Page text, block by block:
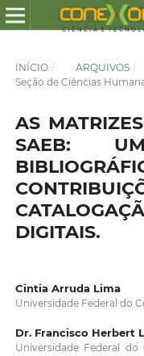
INÍCIO / ARQUIVOS /
Seção de Ciências
AS
SAEB:
DIGITAIS.
Cintia Arruda Lima
Universidade Federal do
Dr. Francisco Herbert
Universidade Federal do